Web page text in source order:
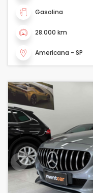
Gasolina
28.000 km
Americana - SP